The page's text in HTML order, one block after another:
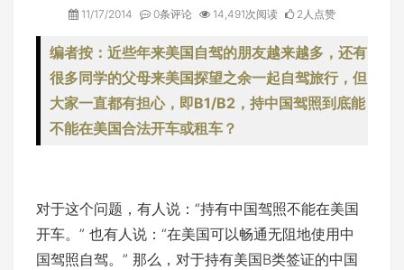
11/17/2014 0条评论 14,491次阅读 2人点赞
编者按：近些年来美国自驾的朋友越来越多，还有
很多同学的父母来美国探望之余一起自驾旅行，但
大家一直都有担心，即B1/B2，持中国驾照到底能
不能在美国合法开车或租车？
对于这个问题，有人说：“持有中国驾照不能在美国
开车。” 也有人说：“在美国可以畅通无阻地使用中
国驾照自驾。” 那么，对于持有美国B类签证的中国